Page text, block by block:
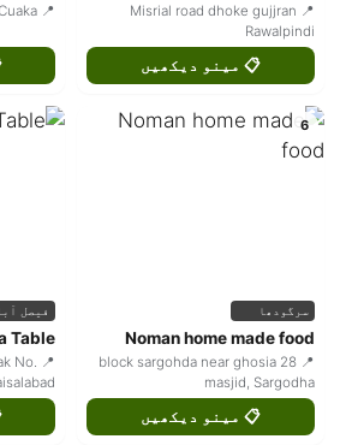
📍 Misrial road dhoke gujjran
Rawalpindi
📋 مینو دیکھیں
📍 Sialkot godpur Cuaka
6
سرگودھا
Noman home made food
📍 28 block sargohda near ghosia
masjid, Sargodha
📋 مینو دیکھیں
فیصل
Table
No.